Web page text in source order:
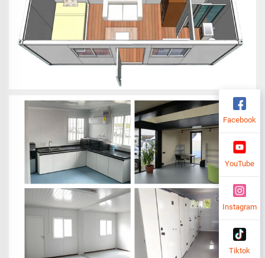
Facebook
YouTube
Instagram
Tiktok